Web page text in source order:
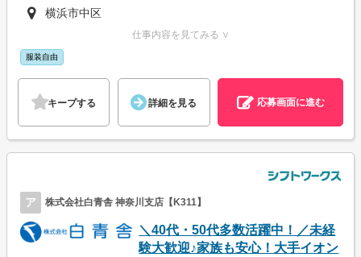
横浜市中区
仕事内容を見てみる ∨
服装自由
キープする 詳細を見る 応募画面に進む
ア 株式会社白青舎 神奈川支店【K311】
＼40代・50代多数活躍中！／未経
験大歓迎♪家族も安心！大手イオン